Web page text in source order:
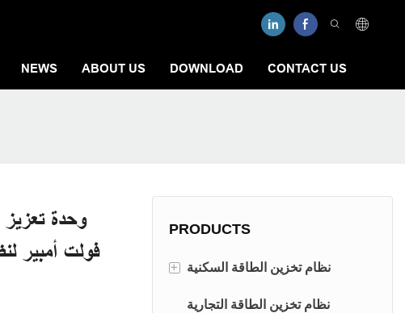
NEWS ABOUT US DOWNLOAD CONTACT US
فولت أمبير
PRODUCTS
+ نظام تخزين الطاقة السكنية
نظام تخزين الطاقة ذات الجهد
نظام تخزين الطاقة التجارية